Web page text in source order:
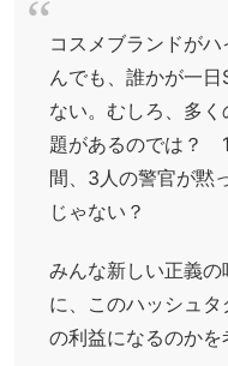
コスメブランドが
んでも、誰かが一
ない。むしろ、多
題があるのでは？
間、3人の警官が黙
じゃない？
みんな新しい正義の
に、このハッシュ
の利益になるのかを